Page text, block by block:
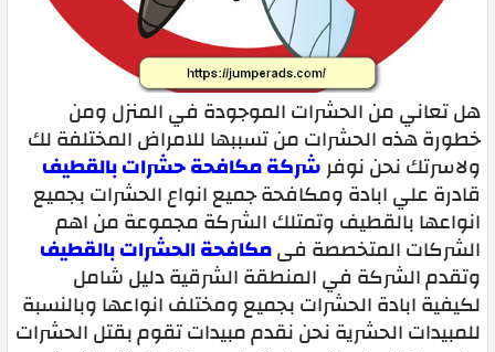
هل تعاني من الحشرات الموجودة في المنزل ومن
خطورة هذه الحشرات من تسببها للامراض المختلفة لك
ولاسرتك نحن نوفرشركة مكافحة حشرات بالقطيف
قادرة علي ابادة ومكافحة جميع انواع الحشرات بجميع
انواعها بالقطيف وتمتلك الشركة مجموعة من اهم
الشركات المتخصصة فىمكافحة الحشرات بالقطيف
وتقدم الشركة في المنطقة الشرقية دليل شامل
لكيفية ابادة الحشرات بجميع ومختلف انواعها وبالنسبة
للمبيدات الحشرية نحن نقدم مبيدات تقوم بقتل الحشرات